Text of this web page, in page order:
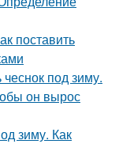
поставить
под зиму.
он вырос
зиму. Как